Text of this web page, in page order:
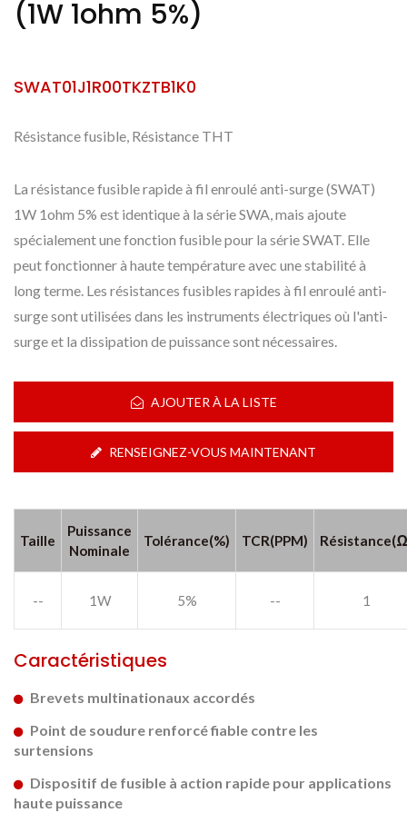
(1W 1ohm 5%)
SWAT01J1R00TKZTB1K0
Résistance fusible, Résistance THT
La résistance fusible rapide à fil enroulé anti-surge (SWAT)
1W 1ohm 5% est identique à la série SWA, mais ajoute
spécialement une fonction fusible pour la série SWAT. Elle
peut fonctionner à haute température avec une stabilité à
long terme. Les résistances fusibles rapides à fil enroulé anti-
surge sont utilisées dans les instruments électriques où l'anti-
surge et la dissipation de puissance sont nécessaires.
AJOUTER À LA LISTE
RENSEIGNEZ-VOUS MAINTENANT
Taille
Puissance
Nominale
Tolérance(%) TCR(PPM)
-- 1W 5% -- 1
Caractéristiques
Brevets multinationaux accordés
Point de soudure renforcé fiable contre les
surtensions
Dispositif de fusible à action rapide pour applications
haute puissance